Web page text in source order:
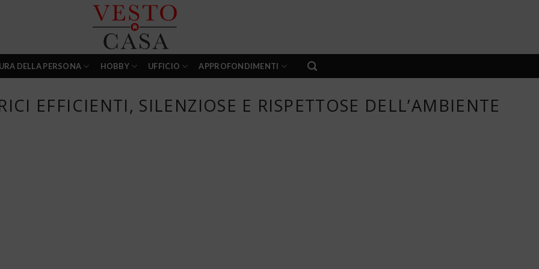
DELLA PERSONA HOBBY UFFICIO APPROFONDIMENTI
EFFICIENTI, SILENZIOSE E RISPETTOSE DELL’AMBIENTE